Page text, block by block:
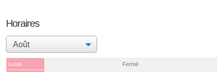
Horaires
Lundi
Fermé